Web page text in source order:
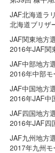
JAF北海道ラ
北海道ブリザ
JAF関東地方
2016年JAF関
JAF中部地方
2016年中部
JAF中国地方
2016年JAF中
JAF四国地方
2016年JAF四
JAF九州地方
2017年九州